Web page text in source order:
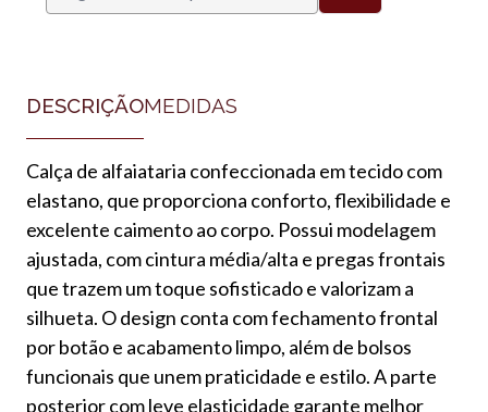
DESCRIÇÃOMEDIDAS
Calça de alfaiataria confeccionada em tecido com
elastano, que proporciona conforto, flexibilidade e
excelente caimento ao corpo. Possui modelagem
ajustada, com cintura média/alta e pregas frontais
que trazem um toque sofisticado e valorizam a
silhueta. O design conta com fechamento frontal
por botão e acabamento limpo, além de bolsos
funcionais que unem praticidade e estilo. A parte
posterior com leve elasticidade garante melhor